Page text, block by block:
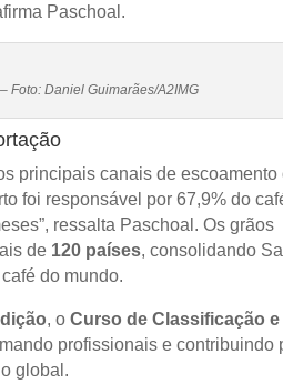
Paschoal.
Foto: Daniel Guimarães/A2IMG
principais canais de escoamento
foi responsável por 67,9% do
ressalta Paschoal. Os grãos
de 120 países, consolidando
do mundo.
, o Curso de Classificação e
profissionais e contribuindo
global.